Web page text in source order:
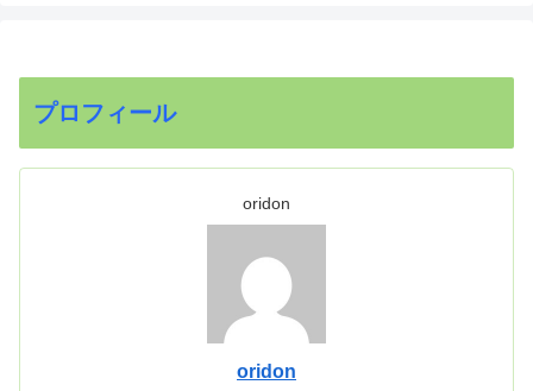
プロフィール
oridon
oridon